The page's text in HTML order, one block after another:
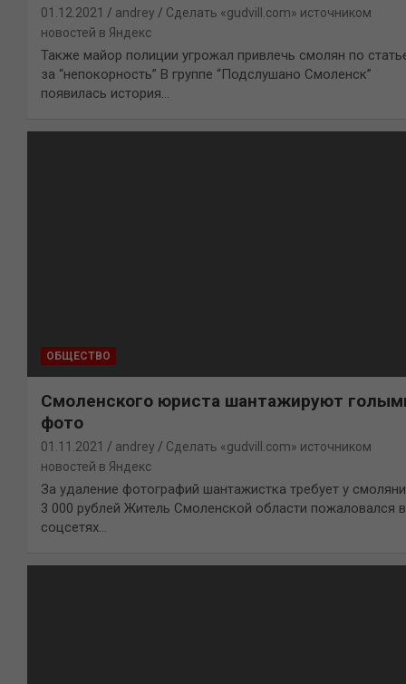
01.12.2021 andrey
Сделать «gudvill.com» источником
новостей в Яндекс
Также майор полиции угрожал привлечь смолян по
за “непокорность” В группе “Подслушано Смоленск”
появилась история…
ОБЩЕСТВО
Смоленского юриста шантажируют
фото
01.11.2021 andrey
Сделать «gudvill.com» источником
новостей в Яндекс
За удаление фотографий шантажистка требует у
3 000 рублей Житель Смоленской области пожаловался в
соцсетях…